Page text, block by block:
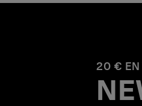
20 € EN